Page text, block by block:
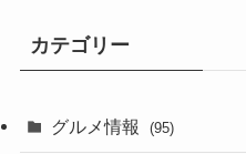
カテゴリー
グルメ情報 (95)